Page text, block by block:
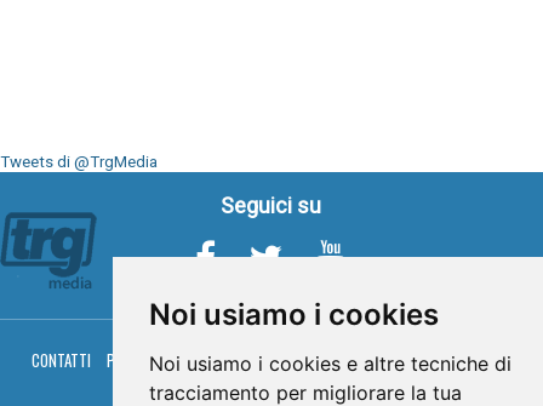
Noi usiamo i cookies
Noi usiamo i cookies e altre tecniche di
tracciamento per migliorare la tua
Tweets di @TrgMedia
Seguici su
CONTATTI PRIVACY COOKIES PALINSESTO DIRETTA TV
DIRETTA RADIO
RGM HITRADIO